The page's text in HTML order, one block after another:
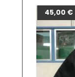
45,00 €